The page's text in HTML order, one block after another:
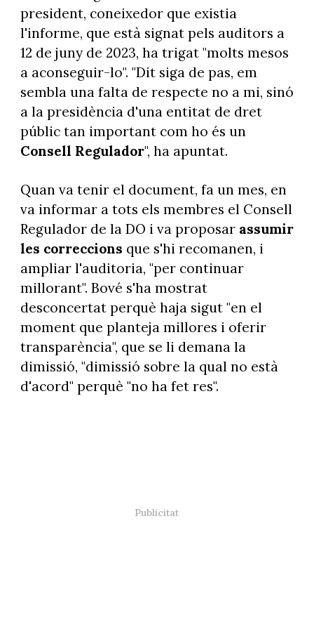
president, coneixedor que existia
l'informe, que està signat pels auditors a
12 de juny de 2023, ha trigat "molts mesos
a aconseguir-lo". "Dit siga de pas, em
sembla una falta de respecte no a mi, sinó
a la presidència d'una entitat de dret
públic tan important com ho és un
Consell Regulador", ha apuntat.
Quan va tenir el document, fa un mes, en
va informar a tots els membres el Consell
Regulador de la DO i va proposar assumir
les correccions que s'hi recomanen, i
ampliar l'auditoria, "per continuar
millorant". Bové s'ha mostrat
desconcertat perquè haja sigut "en el
moment que planteja millores i oferir
transparència", que se li demana la
dimissió, "dimissió sobre la qual no està
d'acord" perquè "no ha fet res".